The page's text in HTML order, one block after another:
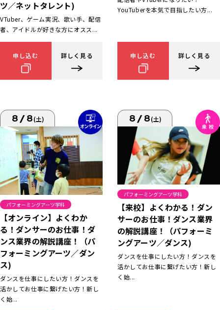
ツ／ネットタレント)
VTuber、ゲーム実況、歌い手、配信
者、アイドルが好きな方にオスス...
申し込む 詳しく見る
YouTuberを本気で目指したい方...
申し込む 詳しく見る
8/8(土)
パフォーミングアーツ学科
【オンライン】よくわか
る！ダンサーのお仕事！ダ
ンス業界の解説講座！（パ
フォーミングアーツ／ダン
ス)
ダンスを仕事にしたい方！ダンスを
活かしてお仕事に繋げたい方！新し
く始...
8/8(土)
パフォーミングアーツ学科
【来校】よくわかる！ダン
サーのお仕事！ダンス業界
の解説講座！（パフォーミ
ングアーツ／ダンス)
ダンスを仕事にしたい方！ダンスを
活かしてお仕事に繋げたい方！新し
く始...